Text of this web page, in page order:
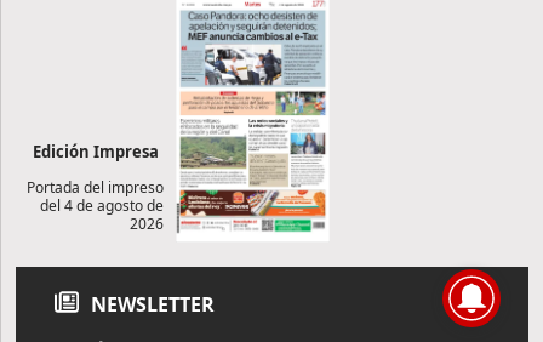
Edición Impresa
Portada del impreso
del 4 de agosto de
2026
NEWSLETTER